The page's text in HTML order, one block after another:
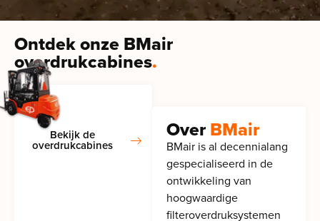
Ontdek onze BMair
overdrukcabines.
Bekijk de
overdrukcabines
OverBMair
BMair is al decennialang
gespecialiseerd in de
ontwikkeling van
hoogwaardige
filteroverdruksystemen